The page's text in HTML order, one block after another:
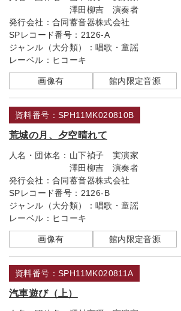
澤田柳吉 演奏者
発行会社： 合同蓄音器株式会社
SPレコード番号： 2126-A
ジャンル（大分類）： 唱歌・童謡
レーベル： ヒコーキ
画像有 館内限定音源
資料番号：SPH11MK020810B
荒城の月、夕空晴れて
人名・団体名： 山下禎子 実演家
澤田柳吉 演奏者
発行会社： 合同蓄音器株式会社
SPレコード番号： 2126-B
ジャンル（大分類）： 唱歌・童謡
レーベル： ヒコーキ
画像有 館内限定音源
資料番号：SPH11MK020811A
汽車遊び（上）